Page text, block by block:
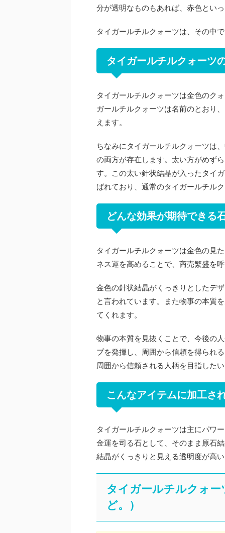
分が透明なものもあれば、赤色とい
タイガールチルクォーツは、その中
タイガールチルクォーツ
タイガールチルクォーツは金色のク
ガールチルクォーツは名前のとおり
えます。
ちなみにタイガールチルクォーツは
の両方が存在します。太い方がめず
す。この太い針状結晶が入ったタイ
ばれており、通常のタイガールチル
どんな効果が期待できる
タイガールチルクォーツは金色の見
ネス運を高めることで、商売繁盛を
金色の針状結晶がくっきりとしたデ
と言われています。また物事の本質
てくれます。
物事の本質を見抜くことで、今後の
プを発揮し、周囲から信頼を得られ
周囲から信頼される人柄を目指した
こんなアイテムに加工さ
タイガールチルクォーツは主にパワ
金運を司る石として、そのまま原石
結晶がくっきりと見える透明度が高
タイガールチルクォー
ど。）